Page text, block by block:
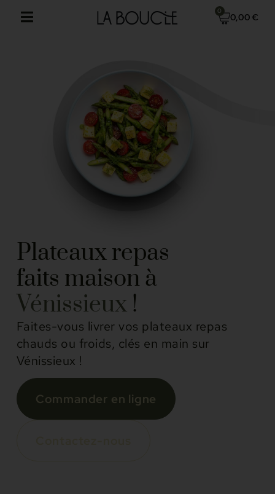
0,00 €
0
Plateaux repas
faits maison à
Vénissieux!
Faites-vous livrer vos plateaux repas
chauds ou froids, clés en main sur
Vénissieux !
Commander en ligne